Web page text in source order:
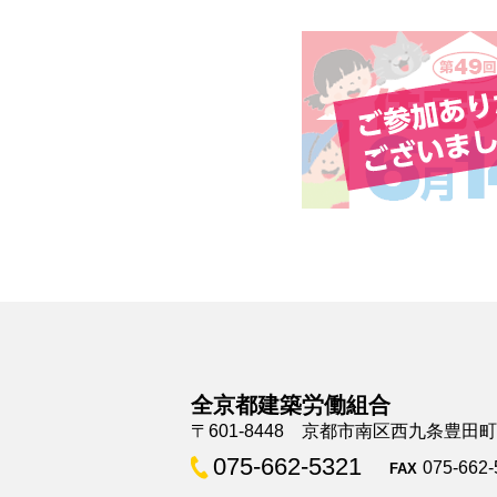
全京都建築労働組合
〒601-8448 京都市南区西九条豊田
075-662-5321 FAX 075-